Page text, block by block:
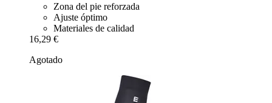
Zona del pie reforzada
Ajuste óptimo
Materiales de calidad
16,29 €
Agotado